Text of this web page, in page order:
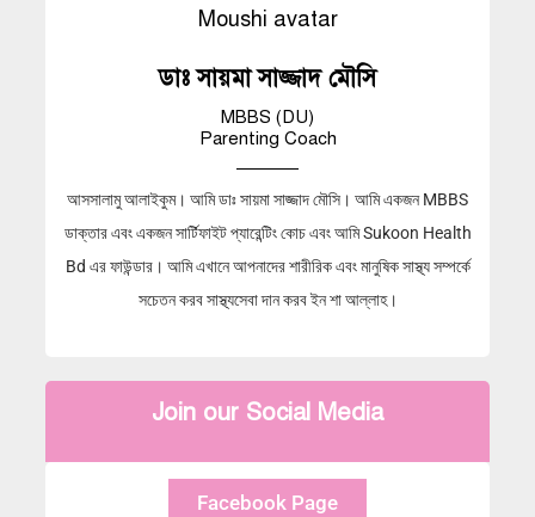
ডাঃ সায়মা সাজ্জাদ মৌসি
MBBS (DU)
Parenting Coach
আসসালামু আলাইকুম। আমি ডাঃ সায়মা সাজ্জাদ মৌসি। আমি একজন MBBS
ডাক্তার এবং একজন সার্টিফাইট প্যারেন্টিং কোচ এবং আমি Sukoon Health
Bd এর ফাউন্ডার। আমি এখানে আপনাদের শারীরিক এবং মানুষিক সাস্থ্য সম্পর্কে
সচেতন করব সাস্থ্যসেবা দান করব ইন শা আল্লাহ।
Join our Social Media
Facebook Page